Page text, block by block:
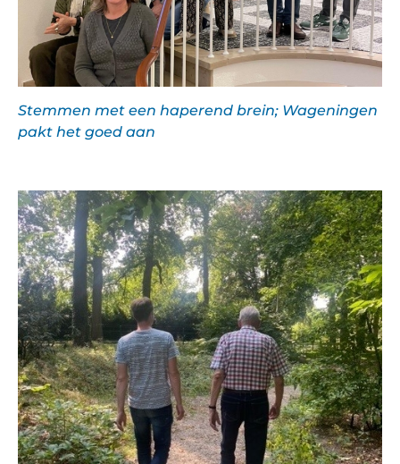
Stemmen met een haperend brein; Wageningen
pakt het goed aan